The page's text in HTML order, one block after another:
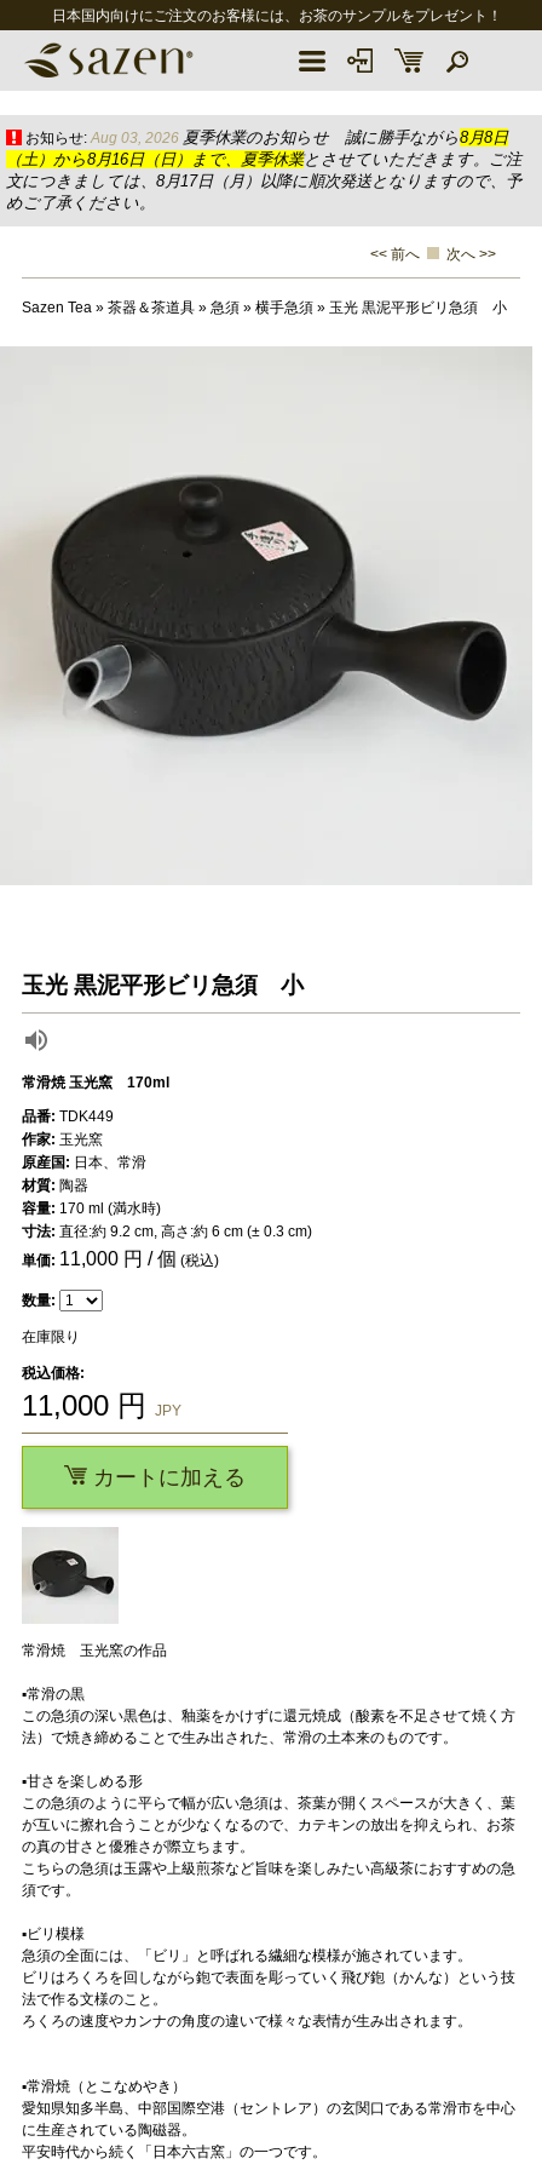
日本国内向けにご注文のお客様には、お茶のサンプルをプレゼント！
お知らせ: Aug 03, 2026 夏季休業のお知らせ 誠に勝手ながら8月8日
（土）から8月16日（日）まで、夏季休業とさせていただきます。ご注
文につきましては、8月17日（月）以降に順次発送となりますので、予
めご了承ください。
<< 前へ 次へ >>
Sazen Tea» 茶器＆茶道具» 急須» 横手急須» 玉光 黒泥平形ビリ急須 小
玉光 黒泥平形ビリ急須 小
常滑焼 玉光窯 170ml
常滑焼 玉光窯の作品
▪️常滑の黒
この急須の深い黒色は、釉薬をかけずに還元焼成（酸素を不足させて焼く方
法）で焼き締めることで生み出された、常滑の土本来のものです。
▪️甘さを楽しめる形
この急須のように平らで幅が広い急須は、茶葉が開くスペースが大きく、葉
が互いに擦れ合うことが少なくなるので、カテキンの放出を抑えられ、お茶
の真の甘さと優雅さが際立ちます。
こちらの急須は玉露や上級煎茶など旨味を楽しみたい高級茶におすすめの急
須です。
▪️ビリ模様
急須の全面には、「ビリ」と呼ばれる繊細な模様が施されています。
ビリはろくろを回しながら鉋で表面を彫っていく飛び鉋（かんな）という技
法で作る文様のこと。
ろくろの速度やカンナの角度の違いで様々な表情が生み出されます。
▪️常滑焼（とこなめやき）
愛知県知多半島、中部国際空港（セントレア）の玄関口である常滑市を中心
に生産されている陶磁器。
平安時代から続く「日本六古窯」の一つです。
品番: TDK449
作家: 玉光窯
原産国: 日本、常滑
材質: 陶器
容量: 170 ml (満水時)
寸法: 直径:約 9.2 cm, 高さ:約 6 cm (± 0.3 cm)
単価: 11,000円 / 個 (税込)
数量:
在庫限り
税込価格:
11,000円 JPY
カートに加える